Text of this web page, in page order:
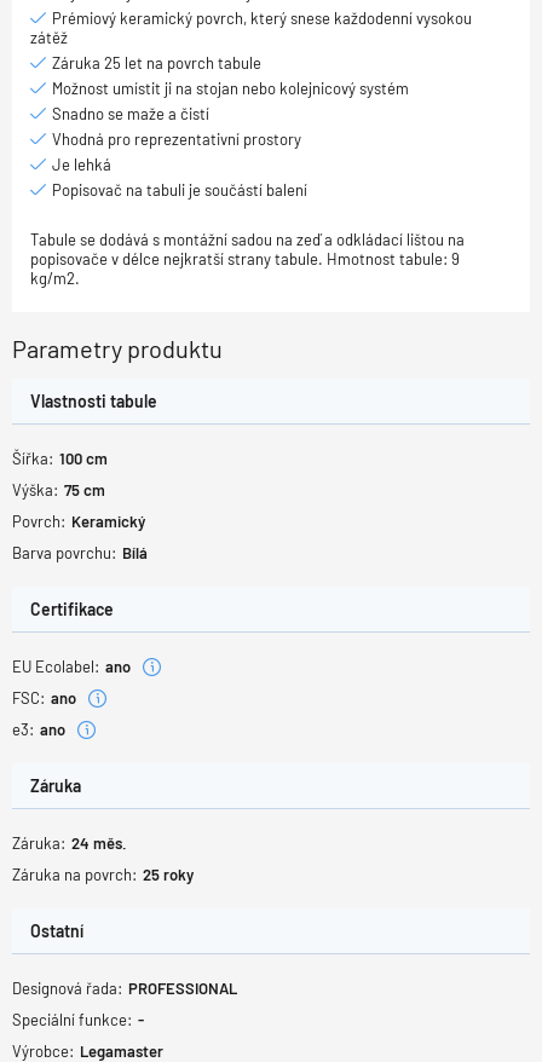
Prémiový keramický povrch, který snese každodenní vysokou
zátěž
Záruka 25 let na povrch tabule
Možnost umístit ji na stojan nebo kolejnicový systém
Snadno se maže a čistí
Vhodná pro reprezentativní prostory
Je lehká
Popisovač na tabuli je součástí balení
Tabule se dodává s montážní sadou na zeď a odkládací lištou na
popisovače v délce nejkratší strany tabule. Hmotnost tabule: 9
kg/m2.
Parametry produktu
Vlastnosti tabule
Šířka: 100cm
Výška: 75cm
Povrch: Keramický
Barva povrchu: Bílá
Certifikace
EU Ecolabel: ano
FSC: ano
e3: ano
Záruka
Záruka: 24 měs.
Záruka na povrch: 25roky
Ostatní
Designová řada: PROFESSIONAL
Speciální funkce: -
Výrobce: Legamaster